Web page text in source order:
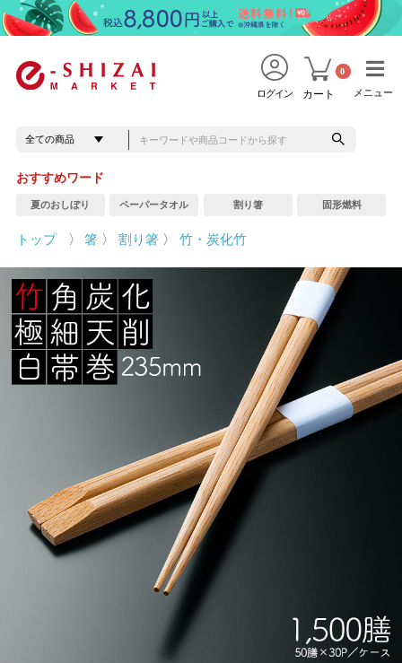
メニュー
メニュー
ログイン カート
0
おすすめワード
夏のおしぼり ペーパータオル 割り箸 固形燃料
トップ 〉 箸 〉 割り箸 〉 竹・炭化竹